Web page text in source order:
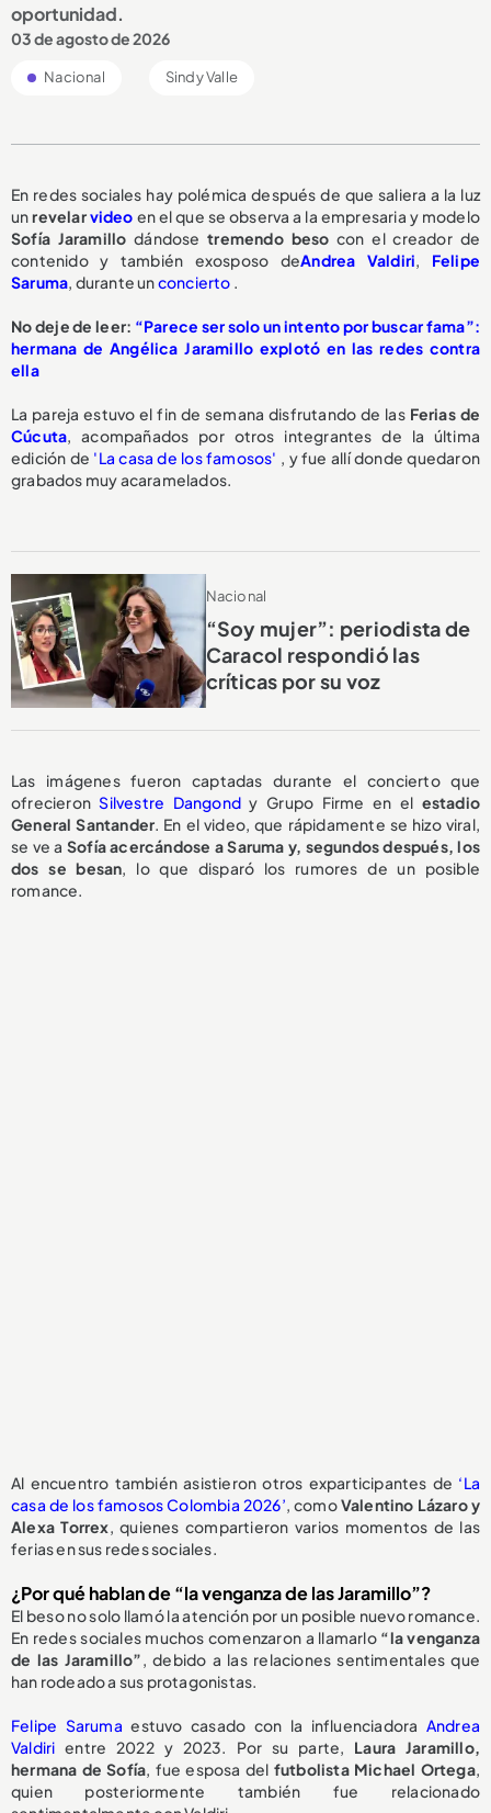
oportunidad.
03 de agosto de 2026
Nacional Sindy Valle
En redes sociales hay polémica después de que saliera a la luz
unrevelarvideo en el que se observa a la empresaria y modelo
Sofía Jaramillo dándosetremendo besocon el creador de
contenido y también exosposo deAndrea Valdiri, Felipe
Saruma, durante unconcierto .
No deje de leer: “Parece ser solo un intento por buscar fama”:
hermana de Angélica Jaramillo explotó en las redes contra
ella
La pareja estuvo el fin de semana disfrutando de las Ferias de
Cúcuta, acompañados por otros integrantes de la última
edición de 'La casa de los famosos' , y fue allí donde quedaron
grabados muy acaramelados.
Nacional
“Soy mujer”: periodista de
Caracol respondió las
críticas por su voz
Las imágenes fueron captadas durante el concierto que
ofrecieronSilvestre Dangond y Grupo Firme en el estadio
General Santander. En el video, que rápidamente se hizo viral,
se ve a Sofía acercándose a Saruma y, segundos después, los
dos se besan, lo que disparó los rumores de un posible
romance.
Al encuentro también asistieron otros exparticipantes de ‘La
casa de los famosos Colombia 2026’, comoValentino Lázaro y
Alexa Torrex, quienes compartieron varios momentos de las
ferias en sus redes sociales.
¿Por qué hablan de “la venganza de las Jaramillo”?
El beso no solo llamó la atención por un posible nuevo romance.
En redes sociales muchos comenzaron a llamarlo “la venganza
de las Jaramillo”, debido a las relaciones sentimentales que
han rodeado a sus protagonistas.
Felipe Saruma estuvo casado con la influenciadora Andrea
Valdiri entre 2022 y 2023. Por su parte, Laura Jaramillo,
hermana de Sofía, fue esposa del futbolista Michael Ortega,
quien posteriormente también fue relacionado